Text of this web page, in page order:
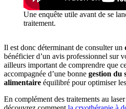
Une enquête utile avant de se
traitement.
Il est donc déterminant de consulter un
bénéficier d’un avis professionnel sur
ailleurs important de comprendre que
accompagnée d’une bonne gestion du
alimentaire équilibré pour optimiser
En complément des traitements au